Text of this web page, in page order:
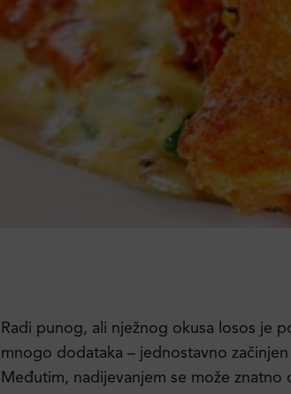
Radi punog, ali nježnog okusa losos je
mnogo dodataka – jednostavno
Međutim, nadijevanjem se može